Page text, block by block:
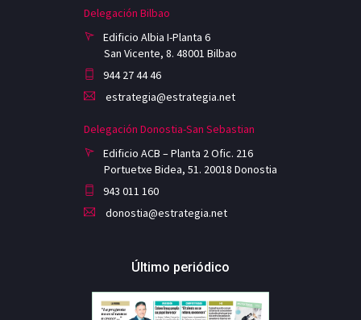
Delegación Bilbao
Edificio Albia I-Planta 6
San Vicente, 8. 48001 Bilbao
944 27 44 46
estrategia@estrategia.net
Delegación Donostia-San Sebastian
Edificio ACB – Planta 2 Ofic. 216
Portuetxe Bidea, 51. 20018 Donostia
943 011 160
donostia@estrategia.net
Último periódico